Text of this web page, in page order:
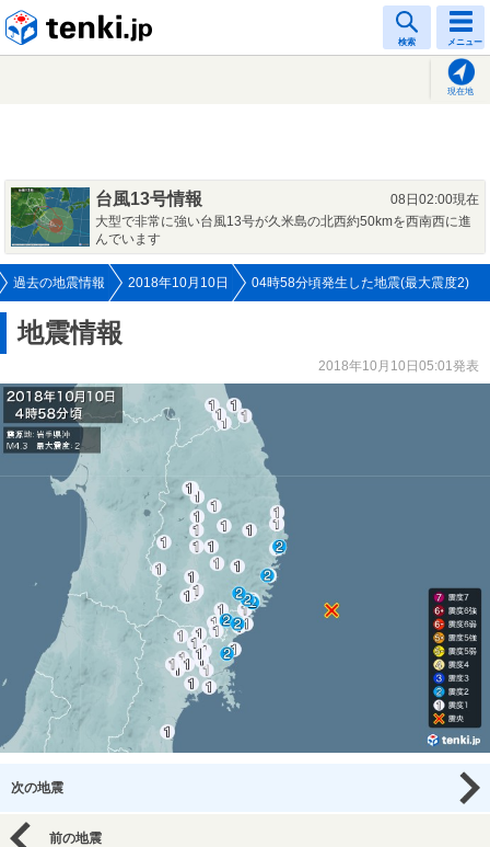
検索 メニュー
現在地
台風13号情報
08日02:00現在
大型で非常に強い台風13号が久米島の北西約50kmを西南西に進
んでいます
過去の地震情報 2018年10月10日 04時58分頃発生した地震(最大震度2)
地震情報
2018年10月10日05:01発表
次の地震
前の地震